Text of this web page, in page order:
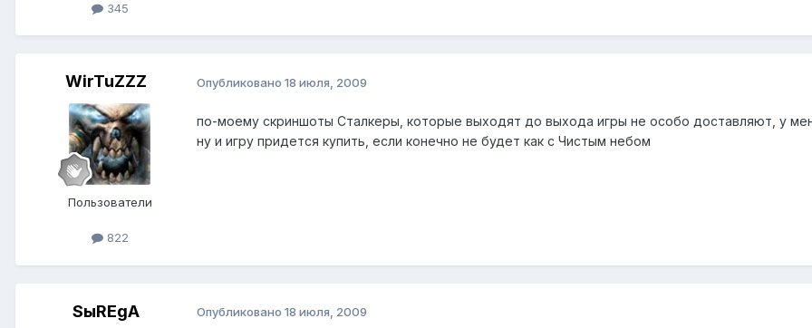
345
WirTuZZZ
Пользователи
822
Опубликовано 18 июля, 2009
по-моему скриншоты Сталкеры, которые выходят до выхода игры не особо доставляют, у
ну и игру придется купить, если конечно не будет как с Чистым небом
SыREgA Опубликовано 18 июля, 2009